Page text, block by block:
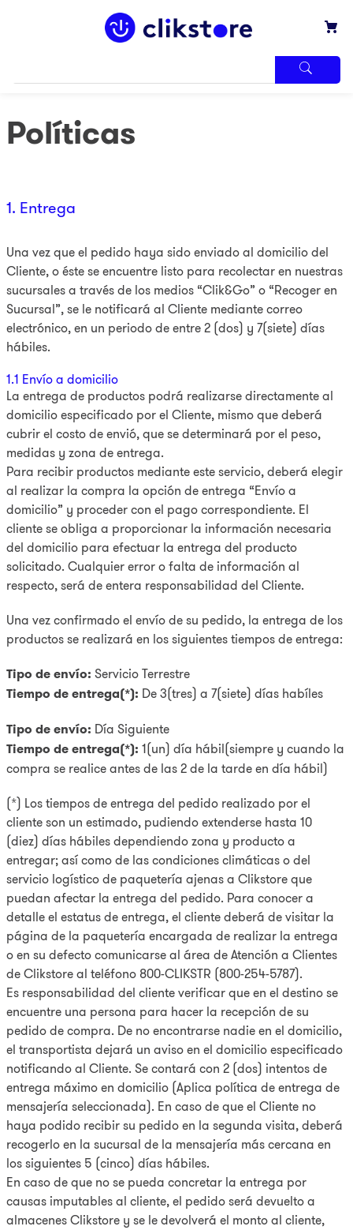
Políticas
1. Entrega
Una vez que el pedido haya sido enviado al domicilio del
Cliente, o éste se encuentre listo para recolectar en nuestras
sucursales a través de los medios “Clik&Go” o “Recoger en
Sucursal”, se le notificará al Cliente mediante correo
electrónico, en un periodo de entre 2 (dos) y 7(siete) días
hábiles.
1.1 Envío a domicilio
La entrega de productos podrá realizarse directamente al
domicilio especificado por el Cliente, mismo que deberá
cubrir el costo de envió, que se determinará por el peso,
medidas y zona de entrega.
Para recibir productos mediante este servicio, deberá elegir
al realizar la compra la opción de entrega “Envío a
domicilio” y proceder con el pago correspondiente. El
cliente se obliga a proporcionar la información necesaria
del domicilio para efectuar la entrega del producto
solicitado. Cualquier error o falta de información al
respecto, será de entera responsabilidad del Cliente.
Una vez confirmado el envío de su pedido, la entrega de los
productos se realizará en los siguientes tiempos de entrega:
Tipo de envío: Servicio Terrestre
Tiempo de entrega(*): De 3(tres) a 7(siete) días habíles
Tipo de envío: Día Siguiente
Tiempo de entrega(*): 1(un) día hábil(siempre y cuando la
compra se realice antes de las 2 de la tarde en día hábil)
(*) Los tiempos de entrega del pedido realizado por el
cliente son un estimado, pudiendo extenderse hasta 10
(diez) días hábiles dependiendo zona y producto a
entregar; así como de las condiciones climáticas o del
servicio logístico de paquetería ajenas a Clikstore que
puedan afectar la entrega del pedido. Para conocer a
detalle el estatus de entrega, el cliente deberá de visitar la
página de la paquetería encargada de realizar la entrega
o en su defecto comunicarse al área de Atención a Clientes
de Clikstore al teléfono 800-CLIKSTR (800-254-5787).
Es responsabilidad del cliente verificar que en el destino se
encuentre una persona para hacer la recepción de su
pedido de compra. De no encontrarse nadie en el domicilio,
el transportista dejará un aviso en el domicilio especificado
notificando al Cliente. Se contará con 2 (dos) intentos de
entrega máximo en domicilio (Aplica política de entrega de
mensajería seleccionada). En caso de que el Cliente no
haya podido recibir su pedido en la segunda visita, deberá
recogerlo en la sucursal de la mensajería más cercana en
los siguientes 5 (cinco) días hábiles.
En caso de que no se pueda concretar la entrega por
causas imputables al cliente, el pedido será devuelto a
almacenes Clikstore y se le devolverá el monto al cliente,
BUSCADOS
3.
samsung
5.
motos
6.
xbox
ninja
8.
9.
pulsar
10. dji